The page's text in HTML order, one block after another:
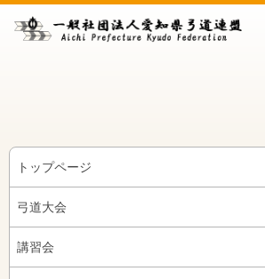
トップページ
弓道大会
講習会